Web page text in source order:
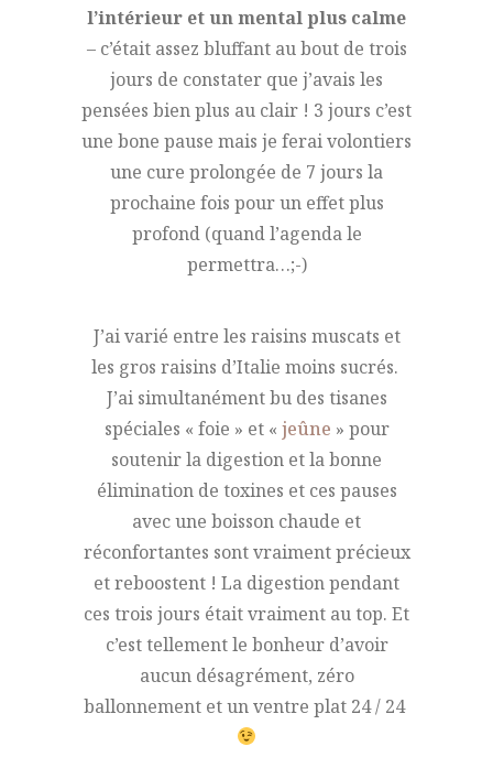
l’intérieur et un mental plus calme
– c’était assez bluffant au bout de trois
jours de constater que j’avais les
pensées bien plus au clair ! 3 jours c’est
une bone pause mais je ferai volontiers
une cure prolongée de 7 jours la
prochaine fois pour un effet plus
profond (quand l’agenda le
permettra…;-)
J’ai varié entre les raisins muscats et
les gros raisins d’Italie moins sucrés.
J’ai simultanément bu des tisanes
spéciales « foie » et « jeûne » pour
soutenir la digestion et la bonne
élimination de toxines et ces pauses
avec une boisson chaude et
réconfortantes sont vraiment précieux
et reboostent ! La digestion pendant
ces trois jours était vraiment au top. Et
c’est tellement le bonheur d’avoir
aucun désagrément, zéro
ballonnement et un ventre plat 24 / 24